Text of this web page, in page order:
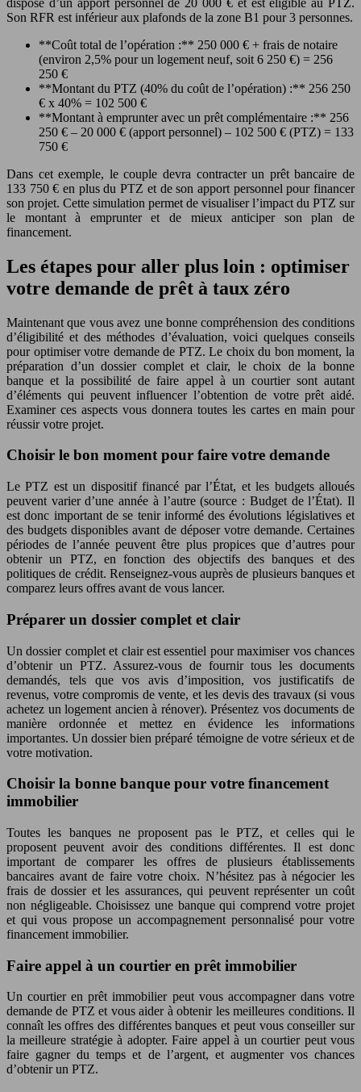
Son RFR est inférieur aux plafonds de la zone B1 pour 3 personnes.
**Coût total de l’opération :** 250 000 € + frais de notaire
(environ 2,5% pour un logement neuf, soit 6 250 €) = 256
250 €
**Montant du PTZ (40% du coût de l’opération) :** 256 250
€ x 40% = 102 500 €
**Montant à emprunter avec un prêt complémentaire :** 256
250 € – 20 000 € (apport personnel) – 102 500 € (PTZ) = 133
750 €
Dans cet exemple, le couple devra contracter un prêt bancaire de
133 750 € en plus du PTZ et de son apport personnel pour financer
son projet. Cette simulation permet de visualiser l’impact du PTZ sur
le montant à emprunter et de mieux anticiper son plan de
financement.
Les étapes pour aller plus loin : optimiser
votre demande de prêt à taux zéro
Maintenant que vous avez une bonne compréhension des conditions
d’éligibilité et des méthodes d’évaluation, voici quelques conseils
pour optimiser votre demande de PTZ. Le choix du bon moment, la
préparation d’un dossier complet et clair, le choix de la bonne
banque et la possibilité de faire appel à un courtier sont autant
d’éléments qui peuvent influencer l’obtention de votre prêt aidé.
Examiner ces aspects vous donnera toutes les cartes en main pour
réussir votre projet.
Choisir le bon moment pour faire votre demande
Le PTZ est un dispositif financé par l’État, et les budgets alloués
peuvent varier d’une année à l’autre (source : Budget de l’État). Il
est donc important de se tenir informé des évolutions législatives et
des budgets disponibles avant de déposer votre demande. Certaines
périodes de l’année peuvent être plus propices que d’autres pour
obtenir un PTZ, en fonction des objectifs des banques et des
politiques de crédit. Renseignez-vous auprès de plusieurs banques et
comparez leurs offres avant de vous lancer.
Préparer un dossier complet et clair
Un dossier complet et clair est essentiel pour maximiser vos chances
d’obtenir un PTZ. Assurez-vous de fournir tous les documents
demandés, tels que vos avis d’imposition, vos justificatifs de
revenus, votre compromis de vente, et les devis des travaux (si vous
achetez un logement ancien à rénover). Présentez vos documents de
manière ordonnée et mettez en évidence les informations
importantes. Un dossier bien préparé témoigne de votre sérieux et de
votre motivation.
Choisir la bonne banque pour votre financement
immobilier
Toutes les banques ne proposent pas le PTZ, et celles qui le
proposent peuvent avoir des conditions différentes. Il est donc
important de comparer les offres de plusieurs établissements
bancaires avant de faire votre choix. N’hésitez pas à négocier les
frais de dossier et les assurances, qui peuvent représenter un coût
non négligeable. Choisissez une banque qui comprend votre projet
et qui vous propose un accompagnement personnalisé pour votre
financement immobilier.
Faire appel à un courtier en prêt immobilier
Un courtier en prêt immobilier peut vous accompagner dans votre
demande de PTZ et vous aider à obtenir les meilleures conditions. Il
connaît les offres des différentes banques et peut vous conseiller sur
la meilleure stratégie à adopter. Faire appel à un courtier peut vous
faire gagner du temps et de l’argent, et augmenter vos chances
d’obtenir un PTZ.